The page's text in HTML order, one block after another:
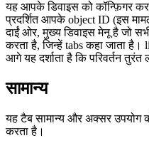
यह आपके डिवाइस को कॉन्फ़िगर
प्रदर्शित आपके object ID (इस
दाईं ओर, मुख्य डिवाइस मेनू है जो
करता है, जिन्हें tabs कहा जाता
आगे यह दर्शाता है कि परिवर्तन
सामान्य
यह टैब सामान्य और अक्सर उपयोग
करता है।